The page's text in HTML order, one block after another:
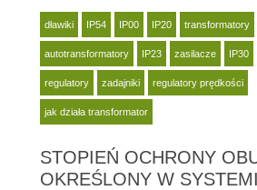
dławiki IP54 IP00 IP20 transformatory
autotransformatory IP23 zasilacze IP30
regulatory zadajniki regulatory prędkości
jak działa transformator
STOPIEŃ OCHRONY
OKREŚLONY W